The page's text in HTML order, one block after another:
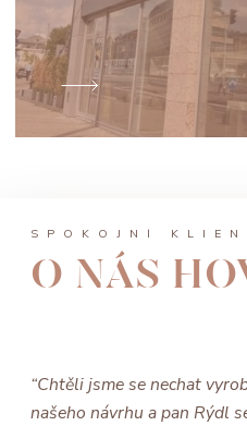
SPOKOJNÍ
O NÁS
“Chtěli jsme se nechat
našeho návrhu a pan Rýdl